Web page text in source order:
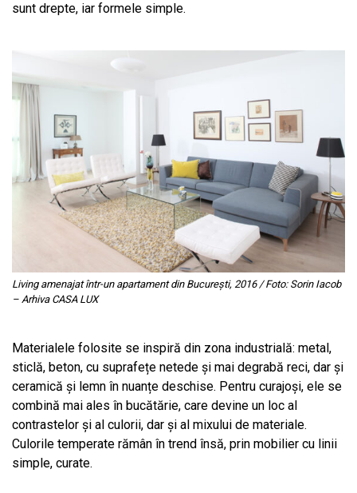
sunt drepte, iar formele simple.
Living amenajat într-un apartament din București, 2016 / Foto: Sorin Iacob
– Arhiva CASA LUX
Materialele folosite se inspiră din zona industrială: metal,
sticlă, beton, cu suprafețe netede și mai degrabă reci, dar și
ceramică și lemn în nuanțe deschise. Pentru curajoși, ele se
combină mai ales în bucătărie, care devine un loc al
contrastelor și al culorii, dar și al mixului de materiale.
Culorile temperate rămân în trend însă, prin mobilier cu linii
simple, curate.